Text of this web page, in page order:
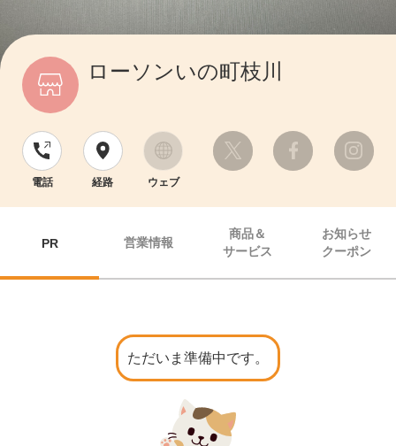
ローソンいの町枝川
電話 経路 ウェブ
PR 営業情報
商品＆
サービス
お知らせ
クーポン
ただいま準備中です。